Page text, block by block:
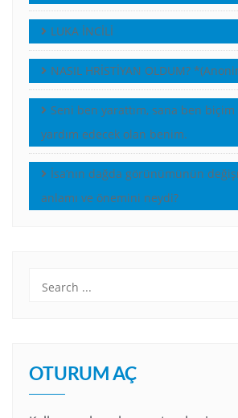
LUKA İNCİLİ
NASIL HRİSTİYAN OLDUM?
Seni ben yarattım, sana ben
yardım edecek olan benim.
İsa’nın dağda görünümünün
anlamı ve önemini neydi?
OTURUM AÇ